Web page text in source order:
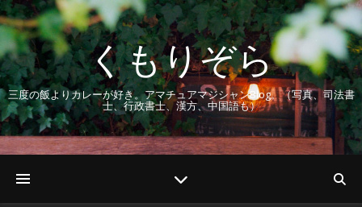
くもりぞら
三度の飯よりカレーが好き。アマチュアマジシャンBlog。（写真、司法書
士、行政書士、漢方、中国語も）